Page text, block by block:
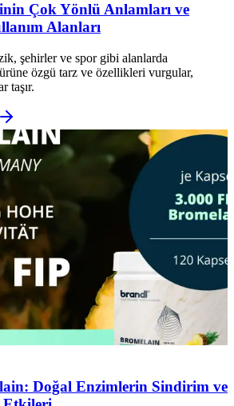
Çok Yönlü Anlamları ve
Alanları
şehirler ve spor gibi alanlarda
özgü tarz ve özellikleri vurgular,
taşır.
Doğal Enzimlerin Sindirim ve